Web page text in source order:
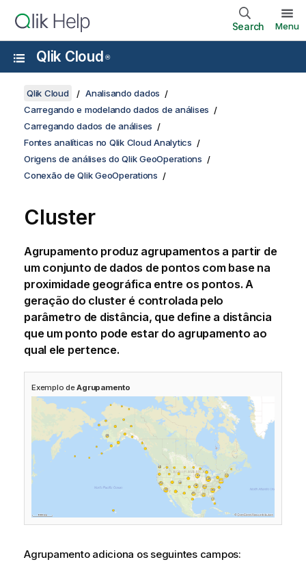
Search Menu
Qlik Cloud ®
Qlik Cloud
Analisando dados
Carregando e modelando dados de análises
Carregando dados de análises
Fontes analíticas no Qlik Cloud Analytics
Origens de análises do Qlik GeoOperations
Conexão de Qlik GeoOperations
Cluster
Agrupamento produz agrupamentos a partir de
um conjunto de dados de pontos com base na
proximidade geográfica entre os pontos. A
geração do cluster é controlada pelo
parâmetro de distância, que define a distância
que um ponto pode estar do agrupamento ao
qual ele pertence.
Exemplo deAgrupamento
Agrupamento adiciona os seguintes campos: